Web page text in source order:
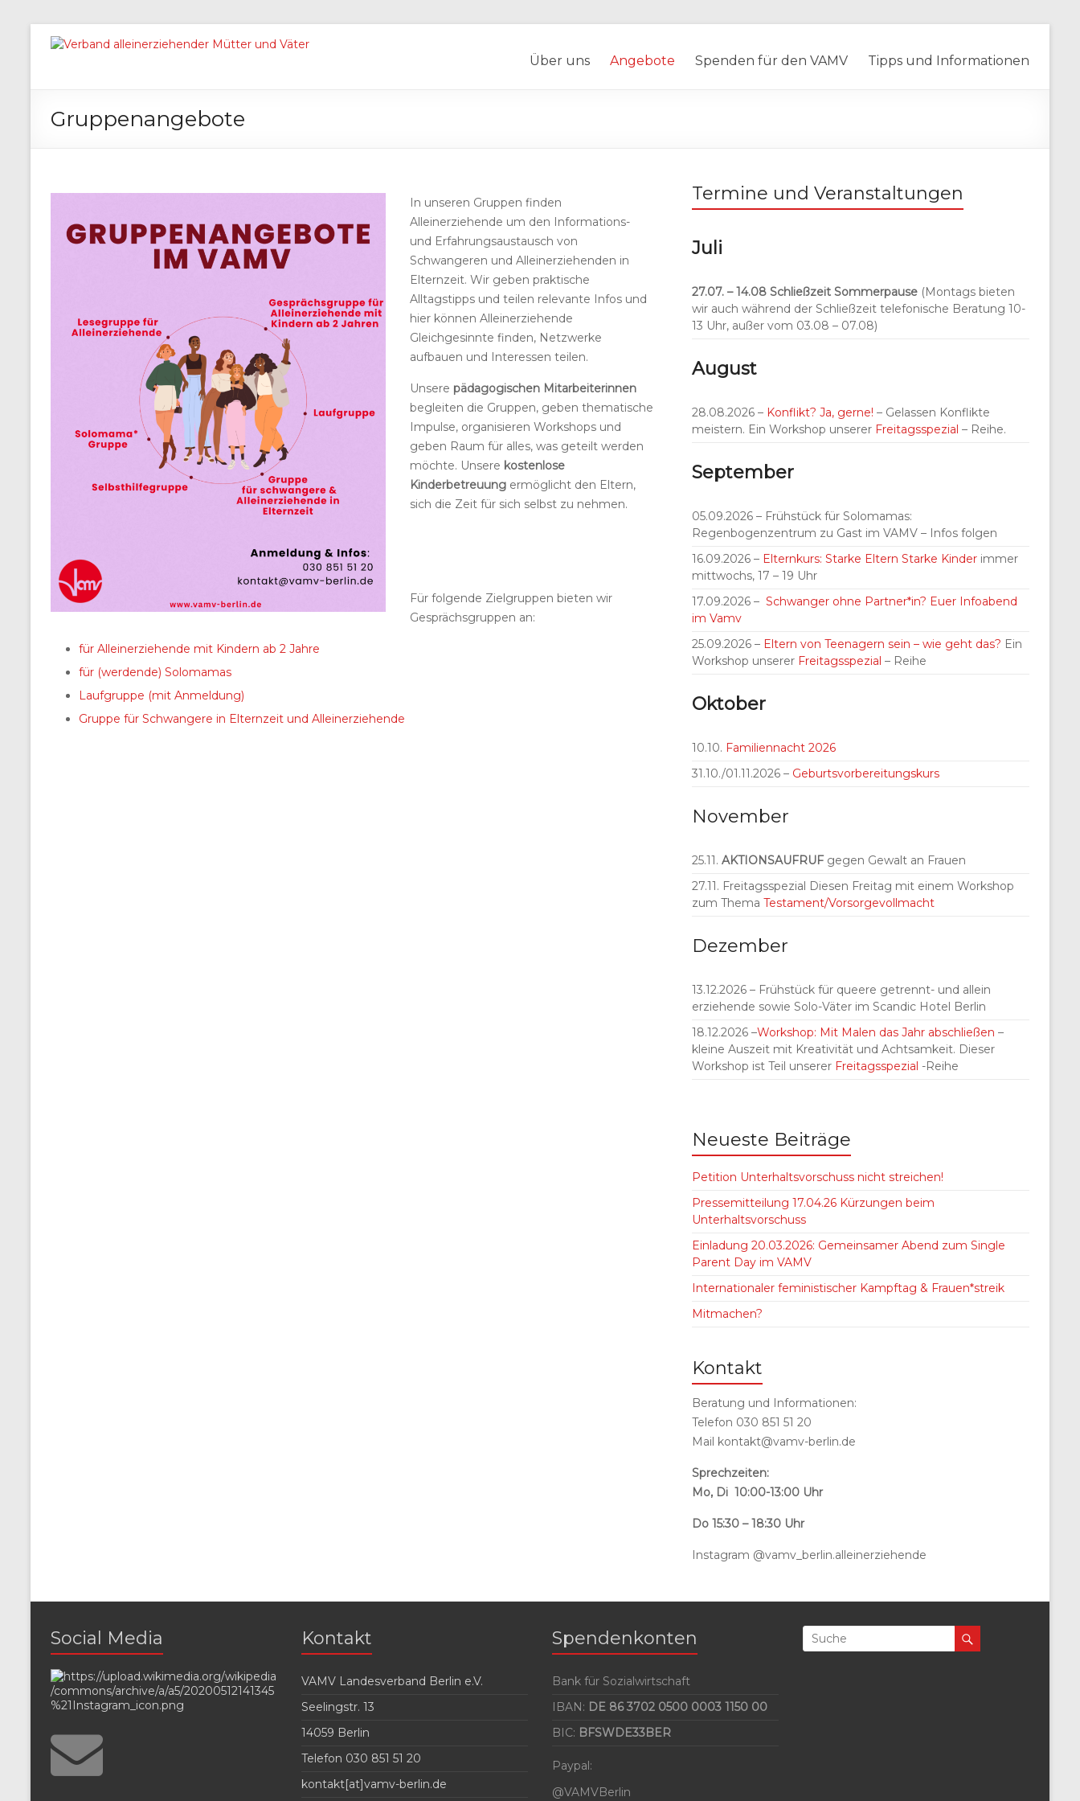
Über uns Angebote Spenden für den VAMV Tipps und Informationen
Gruppenangebote
In unseren Gruppen finden
Alleinerziehende um den Informations-
und Erfahrungsaustausch von
Schwangeren und Alleinerziehenden in
Elternzeit. Wir geben praktische
Alltagstipps und teilen relevante Infos und
hier können Alleinerziehende
Gleichgesinnte finden, Netzwerke
aufbauen und Interessen teilen.
Unsere pädagogischen Mitarbeiterinnen
begleiten die Gruppen, geben thematische
Impulse, organisieren Workshops und
geben Raum für alles, was geteilt werden
möchte. Unsere kostenlose
Kinderbetreuung ermöglicht den Eltern,
sich die Zeit für sich selbst zu nehmen.
Für folgende Zielgruppen bieten wir
Gesprächsgruppen an:
für Alleinerziehende mit Kindern ab 2 Jahre
für (werdende) Solomamas
Laufgruppe (mit Anmeldung)
Gruppe für Schwangere in Elternzeit und Alleinerziehende
Termine und Veranstaltungen
Juli
27.07. – 14.08 Schließzeit Sommerpause (Montags bieten
wir auch während der Schließzeit telefonische Beratung 10-
13 Uhr, außer vom 03.08 – 07.08)
August
28.08.2026 – Konflikt? Ja, gerne! – Gelassen Konflikte
meistern. Ein Workshop unserer Freitagsspezial – Reihe.
September
05.09.2026 – Frühstück für Solomamas:
Regenbogenzentrum zu Gast im VAMV – Infos folgen
16.09.2026 – Elternkurs: Starke Eltern Starke Kinder immer
mittwochs, 17 – 19 Uhr
17.09.2026 – Schwanger ohne Partner*in? Euer Infoabend
im Vamv
25.09.2026 – Eltern von Teenagern sein – wie geht das? Ein
Workshop unserer Freitagsspezial – Reihe
Oktober
10.10. Familiennacht 2026
31.10./01.11.2026 – Geburtsvorbereitungskurs
November
25.11. AKTIONSAUFRUFgegen Gewalt an Frauen
27.11. Freitagsspezial Diesen Freitag mit einem Workshop
zum Thema Testament/Vorsorgevollmacht
Dezember
13.12.2026 – Frühstück für queere getrennt- und allein
erziehende sowie Solo-Väter im Scandic Hotel Berlin
18.12.2026 –Workshop: Mit Malen das Jahr abschließen –
kleine Auszeit mit Kreativität und Achtsamkeit. Dieser
Workshop ist Teil unserer Freitagsspezial -Reihe
Neueste Beiträge
Petition Unterhaltsvorschuss nicht streichen!
Pressemitteilung 17.04.26 Kürzungen beim
Unterhaltsvorschuss
Einladung 20.03.2026: Gemeinsamer Abend zum Single
Parent Day im VAMV
Internationaler feministischer Kampftag & Frauen*streik
Mitmachen?
Kontakt
Beratung und Informationen:
Telefon 030 851 51 20
Mail kontakt@vamv-berlin.de
Sprechzeiten:
Mo, Di 10:00-13:00 Uhr
Do 15:30 – 18:30 Uhr
Instagram @vamv_berlin.alleinerziehende
Social Media Kontakt
VAMV Landesverband Berlin e.V.
Seelingstr. 13
14059 Berlin
Telefon 030 851 51 20
kontakt[at]vamv-berlin.de
Spendenkonten
Bank für Sozialwirtschaft
IBAN: DE 86 3702 0500 0003 1150 00
BIC: BFSWDE33BER
Paypal:
@VAMVBerlin